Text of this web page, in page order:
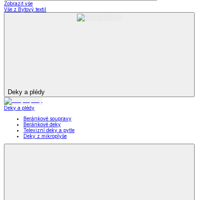
Zobrazit vše
Vše z Bytový textil
Deky a plédy
Deky a plédy
Beránkové soupravy
Beránkové deky
Televizní deky a pytle
Deky z mikroplyše